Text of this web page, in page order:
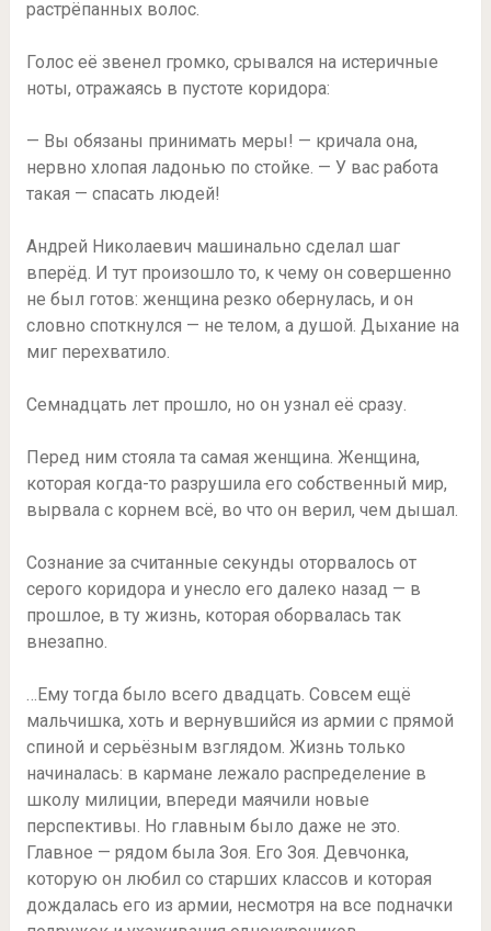
растрёпанных волос.
Голос её звенел громко, срывался на истеричные
ноты, отражаясь в пустоте коридора:
— Вы обязаны принимать меры! — кричала она,
нервно хлопая ладонью по стойке. — У вас работа
такая — спасать людей!
Андрей Николаевич машинально сделал шаг
вперёд. И тут произошло то, к чему он совершенно
не был готов: женщина резко обернулась, и он
словно споткнулся — не телом, а душой. Дыхание на
миг перехватило.
Семнадцать лет прошло, но он узнал её сразу.
Перед ним стояла та самая женщина. Женщина,
которая когда-то разрушила его собственный мир,
вырвала с корнем всё, во что он верил, чем дышал.
Сознание за считанные секунды оторвалось от
серого коридора и унесло его далеко назад — в
прошлое, в ту жизнь, которая оборвалась так
внезапно.
…Ему тогда было всего двадцать. Совсем ещё
мальчишка, хоть и вернувшийся из армии с прямой
спиной и серьёзным взглядом. Жизнь только
начиналась: в кармане лежало распределение в
школу милиции, впереди маячили новые
перспективы. Но главным было даже не это.
Главное — рядом была Зоя. Его Зоя. Девчонка,
которую он любил со старших классов и которая
дождалась его из армии, несмотря на все подначки